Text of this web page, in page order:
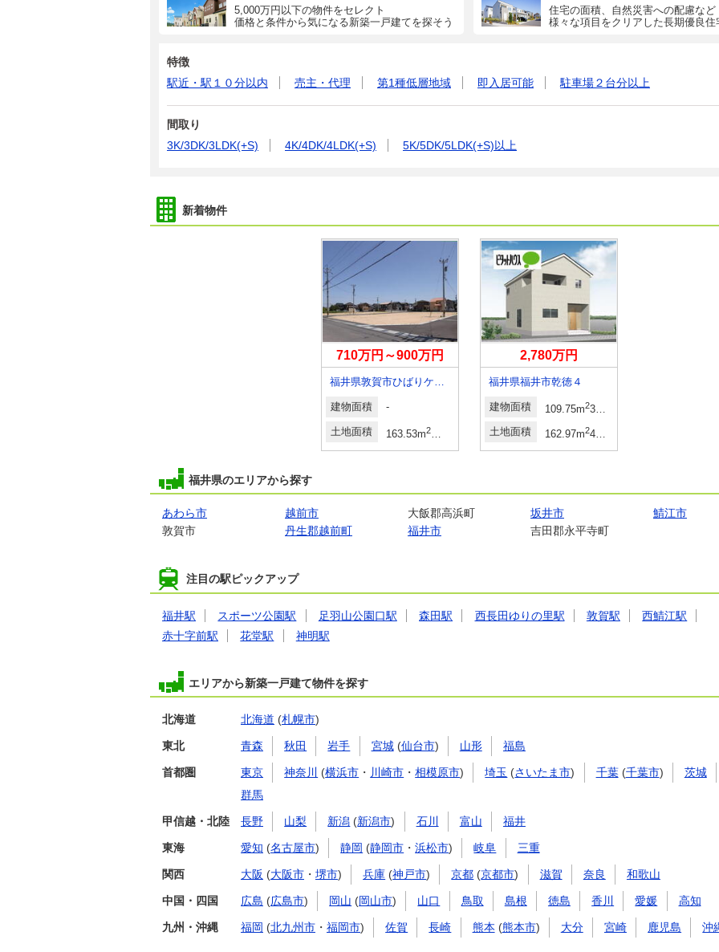
5,000万円以下の物件をセレクト
価格と条件から気になる新築一戸建てを探そう
住宅の面積、自然災害への配慮など
様々な項目をクリアした長期優良住
特徴
駅近・駅１０分以内
売主・代理 第1種低層地域 即入居可能 駐車場２台分以上
間取り
3K/3DK/3LDK(+S)
4K/4DK/4LDK(+S) 5K/5DK/5LDK(+S)以上
新着物件
710万円～900万円
福井県敦賀市ひばりケ丘町
建物面積 -
土地面積 163.53m2～179.35m 49.46坪～54.25坪
2,780万円
福井県福井市乾徳４
建物面積 109.75m233.19坪
土地面積
162.97m249.29坪
福井県のエリアから探す
あわら市 越前市 大飯郡高浜町 坂井市
鯖江市
敦賀市
丹生郡越前町 福井市 吉田郡永平寺町
注目の駅ピックアップ
福井駅 スポーツ公園駅 足羽山公園口駅 森田駅 西長田ゆりの里駅 敦賀駅
西鯖江駅
赤十字前駅
花堂駅 神明駅
エリアから新築一戸建て物件を探す
北海道 北海道 (札幌市)
東北 青森 秋田 岩手 宮城(仙台市) 山形 福島
首都圏 東京 神奈川 (横浜市 ・ 川崎市 ・相模原市) 埼玉 (さいたま市) 千葉(千葉市) 茨城
群馬
甲信越・北陸 長野 山梨 新潟 (新潟市) 石川 富山 福井
東海 愛知 (名古屋市) 静岡 (静岡市 ・浜松市) 岐阜 三重
関西 大阪 (大阪市 ・ 堺市) 兵庫 (神戸市) 京都 (京都市) 滋賀 奈良 和歌山
中国・四国 広島 (広島市) 岡山 (岡山市) 山口 鳥取 島根 徳島 香川 愛媛 高知
九州・沖縄 福岡 (北九州市 ・ 福岡市) 佐賀 長崎 熊本 (熊本市) 大分 宮崎 鹿児島 沖